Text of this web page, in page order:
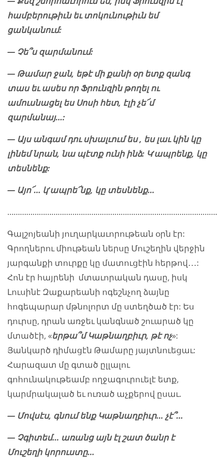
համբերութիւնեւտոկունութիւն եմ
ցանկանում:
— Չե՞ս զարմանում:
— Թամար ջան, եթէ մի քանի օր ետք զանգ
տասեւասես որ Ֆրունզին թողել ու
ամուսնացել ես Սոսի հետ, էլի չե՜մ
զարմանայ…:
— Այս անգամ դու սխալւում ես , ես լաւ կին կը
լինեմ նրան, նա պէտք ունի ինձ: Կ’ապրենք, կը
տեսնենք:
— Այո՜… կ’ապրե՜նք, կը տեսնենք…
Գալշոյեանի յուղարկաւորութեան օրն էր:
Գրողներու միութեան ներսը Մուշեղին վերջին
յարգանքի տուրքը կը մատուցէին հերթով․․․:
Հոն էր հայրենի մտաւորական դասը, իսկ
Լուսինէ Զաքարեանի ոգեշնչող ձայնը
հոգեպարար մթնոլորտ մը ստեղծած էր: Ես
դուրսը, դրան առջեւ կանգնած շուարած կը
մտածէի, «երթա՞մ Կաթնաղբիւր, թէ ոչ»:
Յանկարծ դիմացէն Թամարը յայտնուեցաւ:
Հարազատ մը գտած ըլլալու
գոհունակութեամբ ողջագուրուելէ ետք,
կարմրակալած եւ ուռած աչքերով ըսաւ.
— Մովսէս, գնում ենք Կաթնաղբիւր… չէ՞…
— Չգիտեմ… առանց այն էլ շատ ծանր է
Մուշեղի կորուստը…